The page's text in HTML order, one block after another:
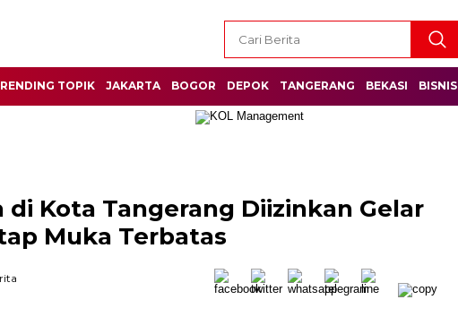
TOPIK JAKARTA BOGOR DEPOK TANGERANG BEKASI BISNIS
di Kota Tangerang Diizinkan Gelar
Muka Terbatas